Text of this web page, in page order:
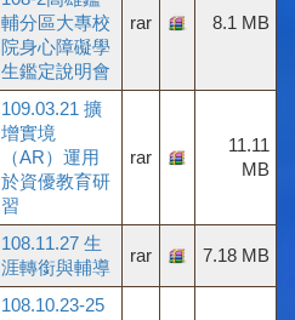
輔分區大專校
院身心障礙學
生鑑定說明會
rar 8.1 MB
109.03.21 擴
增實境
（AR）運用
於資優教育研
習
rar
11.11
MB
108.11.27 生
涯轉銜與輔導
rar 7.18 MB
108.10.23-25